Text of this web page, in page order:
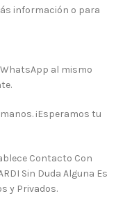
información o para
al mismo
¡Esperamos tu
Contacto Con
Sin Duda Alguna Es
y Privados.